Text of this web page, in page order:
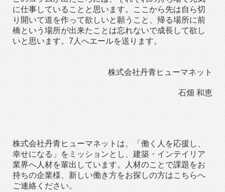
に仕事していることと思います。ここから先は自ら切
り開いて道を作って欲しいと願うこと、帰る場所に前
橋という場所が出来たことは忘れないで成長して欲し
いと思います。7人へエールを送ります。
株式会社丹青ヒューマネット
石畑 和恵
株式会社丹青ヒューマネットは、「働く人を応援し、
幸せになる」をミッションとし、建築・インテイリア
業界へ人材を輩出しています。人材のことで課題をお
持ちの企業様、新しい働き方をお探しの方はこちらへ
ご連絡ください。